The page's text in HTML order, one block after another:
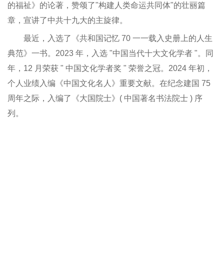
的福祉》的论著，赞颂了"构建人类命运共同体"的壮丽篇
章，宣讲了中共十九大的主旋律。
最近，入选了《共和国记忆 70 一一载入史册上的人生
典范》一书。2023 年，入选 "中国当代十大文化学者 "。同
年，12 月荣获 " 中国文化学者奖 " 荣誉之冠。2024 年初，
个人业绩入编《中国文化名人》重要文献。在纪念建国 75
周年之际，入编了《大国院士》( 中国著名书法院士 ) 序
列。